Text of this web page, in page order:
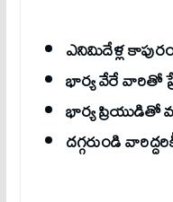
ఎనిమిదేళ్ల
భార్య వేరే వారితో
భార్య ప్రియుడితో
ద‌గ్గ‌రుండి